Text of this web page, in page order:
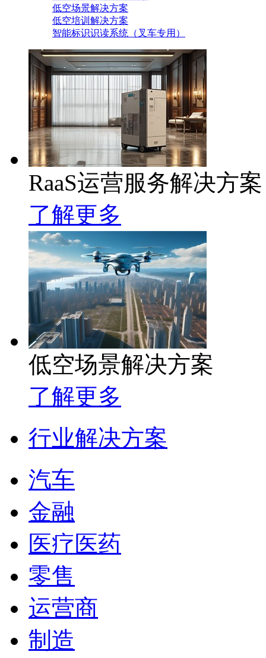
低空场景解决方案
低空培训解决方案
智能标识识读系统（叉车专用）
RaaS运营服务解决方案
了解更多
低空场景解决方案
了解更多
行业解决方案
汽车
金融
医疗医药
零售
运营商
制造